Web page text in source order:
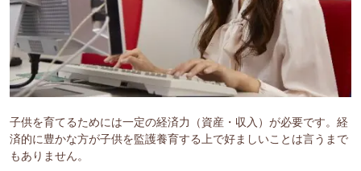
子供を育てるためには一定の経済力（資産・収入）が必要です。経
済的に豊かな方が子供を監護養育する上で好ましいことは言うまで
もありません。